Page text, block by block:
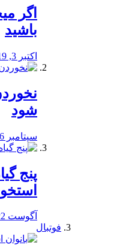
اگر
باشید
اکتبر 3, 2019
‌شود
سپتامبر 26, 2019
پنج
آگوست 22, 2019
فوتبال